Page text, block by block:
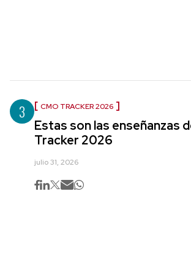
3 CMO TRACKER 2026
Estas son las enseñanzas
Tracker 2026
julio 31, 2026